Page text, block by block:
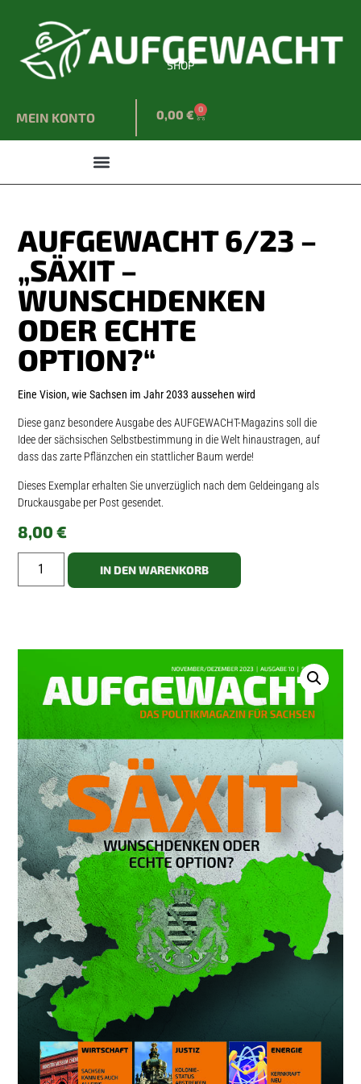
SHOP
MEIN KONTO 0,00 € 0
AUFGEWACHT 6/23 –
„SÄXIT –
WUNSCHDENKEN
ODER ECHTE
OPTION?“
Eine Vision, wie Sachsen im Jahr 2033 aussehen wird
Diese ganz besondere Ausgabe des AUFGEWACHT-Magazins soll die
Idee der sächsischen Selbstbestimmung in die Welt hinaustragen, auf
dass das zarte Pflänzchen ein stattlicher Baum werde!
Dieses Exemplar erhalten Sie unverzüglich nach dem Geldeingang als
Druckausgabe per Post gesendet.
8,00€
IN DEN WARENKORB